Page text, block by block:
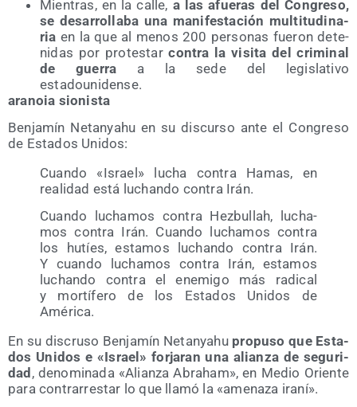
Mien­tras, en la calle, a las afue­ras del Con­gre­so,
se desa­rro­lla­ba una mani­fes­ta­ción mul­ti­tu­di­na­
ria en la que al menos 200 per­so­nas fue­ron dete­
ni­das por pro­tes­tarcon­tra la visi­ta del cri­mi­nal
de gue­rra a la sede del legis­la­ti­vo
estadounidense.
ara­noia sionista
Ben­ja­mín Netan­yahu en su dis­cur­so ante el Con­gre­so
de Esta­dos Unidos:
Cuan­do «Israel» lucha con­tra Hamas, en
reali­dad está luchan­do con­tra Irán.
Cuan­do lucha­mos con­tra Hez­bu­llah, lucha­
mos con­tra Irán. Cuan­do lucha­mos con­tra
los hutíes, esta­mos luchan­do con­tra Irán.
Y cuan­do lucha­mos con­tra Irán, esta­mos
luchan­do con­tra el enemi­go más radi­cal
y mor­tí­fe­ro de los Esta­dos Uni­dos de
América.
En su dis­cru­so Ben­ja­mín Netan­yahu pro­pu­so que Esta­
dos Uni­dos e «Israel» for­ja­ran una alian­za de segu­ri­
dad, deno­mi­na­da «Alian­za Abraham», en Medio Orien­te
para con­tra­rres­tar lo que lla­mó la «ame­na­za iraní».